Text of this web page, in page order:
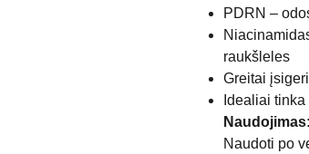
PDRN –
raukšleles
Greitai
Idealiai
Naudojimas:
Naudoti po